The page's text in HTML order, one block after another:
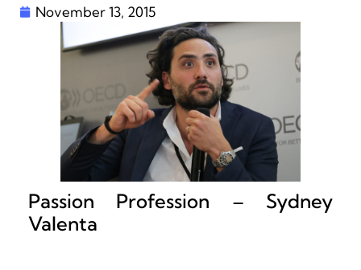
November 13, 2015
Passion Profession – Sydney
Valenta